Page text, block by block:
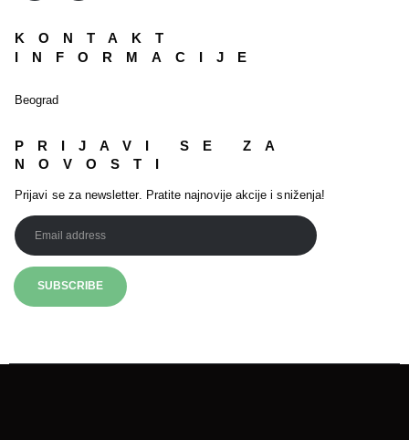
KONTAKT
INFORMACIJE
Beograd
PRIJAVI SE ZA
NOVOSTI
Prijavi se za newsletter. Pratite najnovije akcije i sniženja!